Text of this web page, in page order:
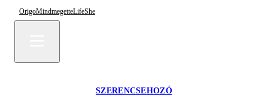
OrigoMindmegetteLifeShe
SZERENCSEHOZÓ